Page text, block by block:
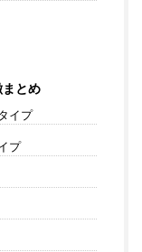
とめ
イプ
プ